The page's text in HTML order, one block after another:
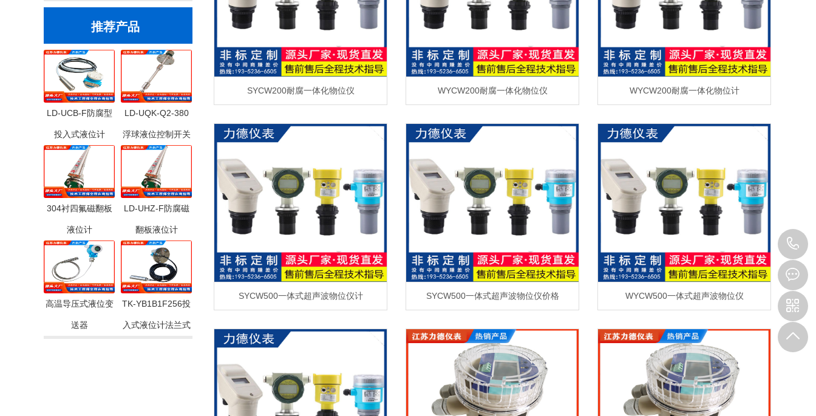
推荐产品
LD-UCB-F防腐型
投入式液位计
LD-UQK-Q2-380
浮球液位控制开关
304衬四氟磁翻板
液位计
LD-UHZ-F防腐磁
翻板液位计
高温导压式液位变
送器
TK-YB1B1F256投
入式液位计法兰式
SYCW200耐腐一体化物位仪 WYCW200耐腐一体化物位仪 WYCW200耐腐一体化物位计
SYCW500一体式超声波物位仪计 SYCW500一体式超声波物位仪价格 WYCW500一体式超声波物位仪